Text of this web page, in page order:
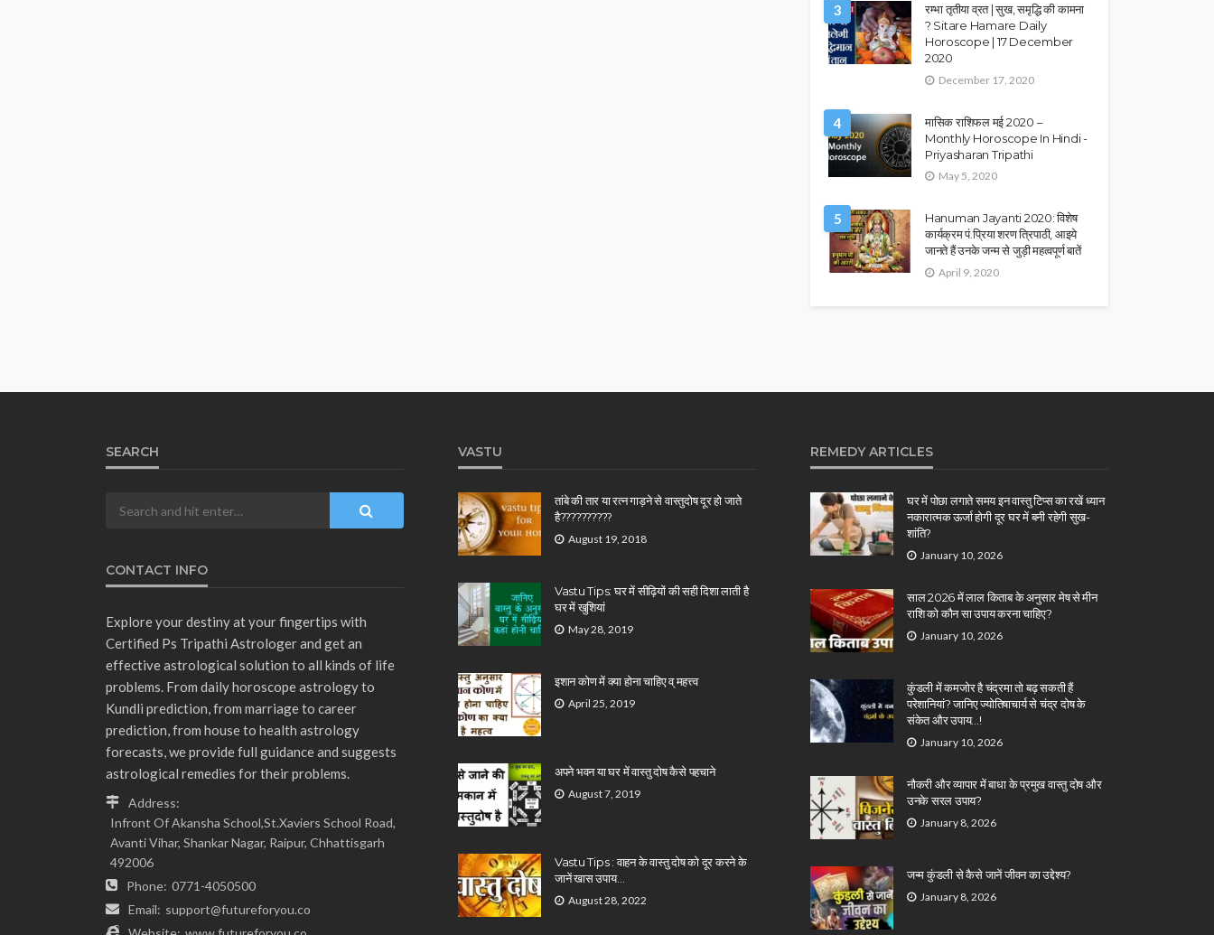
3
रम्भा तृतीया व्रत | सुख, समृद्धि की कामना
? Sitare Hamare Daily
Horoscope | 17 December
2020
December 17, 2020
4
मासिक राशिफल मई 2020 –
Monthly Horoscope In Hindi -
Priyasharan Tripathi
May 5, 2020
5
Hanuman Jayanti 2020: विशेष
कार्यक्रम पं.प्रिया शरण त्रिपाठी, आइये
जानते हैं उनके जन्म से जुड़ी महत्वपूर्ण बातें
April 9, 2020
SEARCH
CONTACT INFO
Explore your destiny at your fingertips with
Certified Ps Tripathi Astrologer and get an
effective astrological solution to all kinds of life
problems. From daily horoscope astrology to
Kundli prediction, from marriage to career
prediction, from house to health astrology
forecasts, we provide full guidance and suggests
astrological remedies for their problems.
Address:
Infront Of Akansha School,St.Xaviers School Road,
Avanti Vihar, Shankar Nagar, Raipur, Chhattisgarh
492006
Phone: 0771-4050500
Email: support@futureforyou.co
VASTU
तांबे की तार या रत्न गाड़ने से वास्तुदोष दूर हो जाते
है??????????
August 19, 2018
Vastu Tips: घर में सीढ़ियों की सही दिशा लाती है
घर में खुशियां
May 28, 2019
इशान कोण में क्या होना चाहिए व् महत्त्व
April 25, 2019
अपने भवन या घर में वास्तु दोष कैसे पहचाने
August 7, 2019
Vastu Tips : वाहन के वास्तु दोष को दूर करने के
जानें खास उपाय…
August 28, 2022
REMEDY ARTICLES
घर में पोछा लगाते समय इन वास्तु टिप्स का रखें ध्यान
नकारात्मक ऊर्जा होगी दूर घर में बनी रहेगी सुख-
शांति?
January 10, 2026
साल 2026 में लाल किताब के अनुसार मेष से मीन
राशि को कौन सा उपाय करना चाहिए?
January 10, 2026
कुंडली में कमजोर है चंद्रमा तो बढ़ सकती हैं
परेशानियां? जानिए ज्योतिषाचार्य से चंद्र दोष के
संकेत और उपाय…!
January 10, 2026
नौकरी और व्यापार में बाधा के प्रमुख वास्तु दोष और
उनके सरल उपाय?
January 8, 2026
जन्म कुंडली से कैसे जानें जीवन का उद्देश्य?
January 8, 2026